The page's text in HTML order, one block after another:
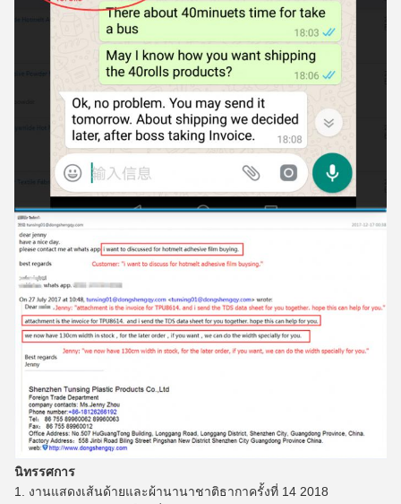
นิทรรศการ
1. งานแสดงเส้นด้ายและผ้านานาชาติธากาครั้งที่ 14 2018